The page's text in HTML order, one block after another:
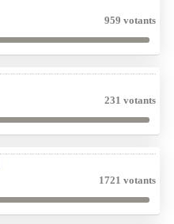
959 votants
231 votants
1721 votants